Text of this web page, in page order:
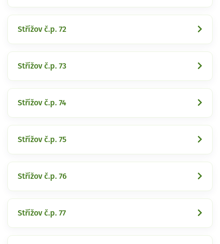
Střížov č.p. 72
Střížov č.p. 73
Střížov č.p. 74
Střížov č.p. 75
Střížov č.p. 76
Střížov č.p. 77